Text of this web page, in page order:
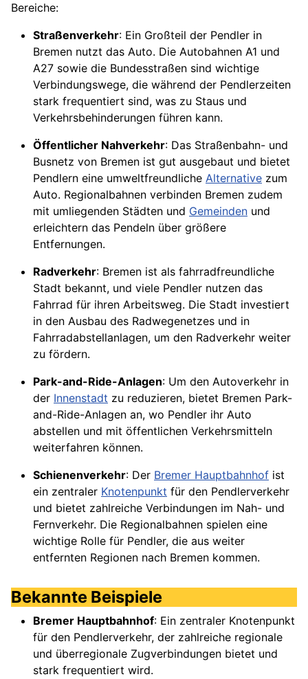
Bereiche:
Straßenverkehr: Ein Großteil der Pendler in
Bremen nutzt das Auto. Die Autobahnen A1 und
A27 sowie die Bundesstraßen sind wichtige
Verbindungswege, die während der Pendlerzeiten
stark frequentiert sind, was zu Staus und
Verkehrsbehinderungen führen kann.
Öffentlicher Nahverkehr: Das Straßenbahn- und
Busnetz von Bremen ist gut ausgebaut und bietet
Pendlern eine umweltfreundliche Alternative zum
Auto. Regionalbahnen verbinden Bremen zudem
mit umliegenden Städten und Gemeinden und
erleichtern das Pendeln über größere
Entfernungen.
Radverkehr: Bremen ist als fahrradfreundliche
Stadt bekannt, und viele Pendler nutzen das
Fahrrad für ihren Arbeitsweg. Die Stadt investiert
in den Ausbau des Radwegenetzes und in
Fahrradabstellanlagen, um den Radverkehr weiter
zu fördern.
Park-and-Ride-Anlagen: Um den Autoverkehr in
der Innenstadt zu reduzieren, bietet Bremen Park-
and-Ride-Anlagen an, wo Pendler ihr Auto
abstellen und mit öffentlichen Verkehrsmitteln
weiterfahren können.
Schienenverkehr: Der Bremer Hauptbahnhof ist
ein zentraler Knotenpunkt für den Pendlerverkehr
und bietet zahlreiche Verbindungen im Nah- und
Fernverkehr. Die Regionalbahnen spielen eine
wichtige Rolle für Pendler, die aus weiter
entfernten Regionen nach Bremen kommen.
Bekannte Beispiele
Bremer Hauptbahnhof: Ein zentraler Knotenpunkt
für den Pendlerverkehr, der zahlreiche regionale
und überregionale Zugverbindungen bietet und
stark frequentiert wird.